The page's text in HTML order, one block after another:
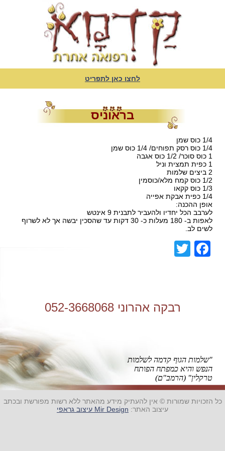
לחצו כאן לתפריט
בראוניס
1/4 כוס שמן
1/4 כוס רסק תפוחים/ 1/4 כוס שמן
1 כוס סוכר/ 1/2 כוס אגבה
1 כפית תמצית וניל
2 ביצים שלמות
1/2 כוס קמח מלא/כוסמין
1/3 כוס קקאו
1/4 כפית אבקת אפייה
אופן ההכנה:
לערבב הכל יחדיו ולהעביר לתבנית 9 אינטש
לאפות ב- 180 מעלות כ- 30 דקות עד שהסכין יבשה אך לא לשרוף
לשים לב.
Facebook
רבקה אהרוני 052-3668068
"שלמות הגוף קדמה לשלמות
הנפש והיא כמפתח הפותח
טרקלין" (הרמב"ם)
כל הזכויות שמורות © אין להעתיק מידע מהאתר ללא רשות מפורשת ובכתב
עיצוב האתר: Mir Design עיצוב גראפי